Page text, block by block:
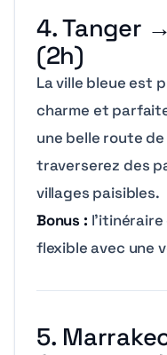
4. Tanger
(2h)
La ville bleue est
charme et
une belle route
traverserez des
villages paisibles.
Bonus :
flexible avec une
5.